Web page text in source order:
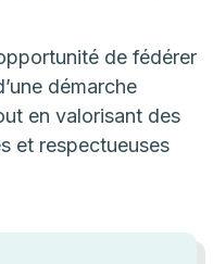
de fédérer
démarche
en valorisant des
et respectueuses